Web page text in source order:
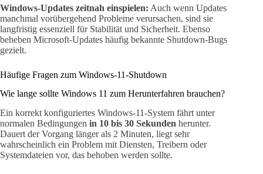
Windows-Updates zeitnah einspielen: Auch wenn Updates
manchmal vorübergehend Probleme verursachen, sind sie
langfristig essenziell für Stabilität und Sicherheit. Ebenso
beheben Microsoft-Updates häufig bekannte Shutdown-Bugs
gezielt.
Häufige Fragen zum Windows-11-Shutdown
Wie lange sollte Windows 11 zum Herunterfahren brauchen?
Ein korrekt konfiguriertes Windows-11-System fährt unter
normalen Bedingungen in 10 bis 30 Sekunden herunter.
Dauert der Vorgang länger als 2 Minuten, liegt sehr
wahrscheinlich ein Problem mit Diensten, Treibern oder
Systemdateien vor, das behoben werden sollte.